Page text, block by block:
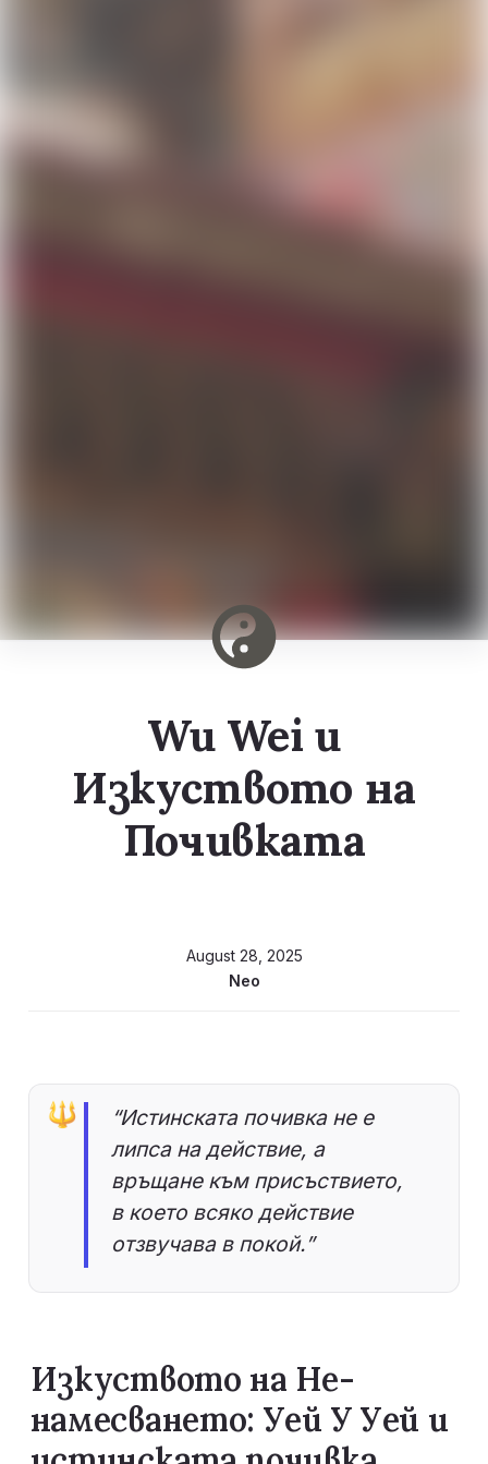
Wu Wei и
Изкуството на
Почивката
August 28, 2025
Neo
🔱
“Истинската почивка не е
липса на действие, а
връщане към присъствието,
в което всяко действие
отзвучава в покой.”
Изкуството на Не-
намесването: Уей У Уей и